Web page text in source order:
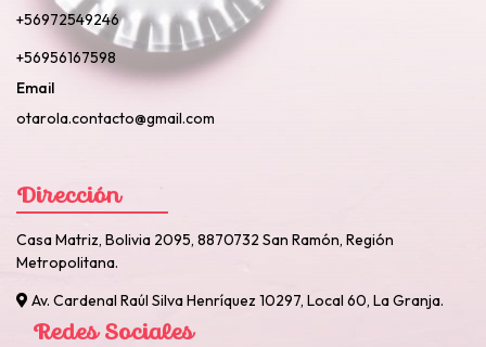
+56972549246
+56956167598
Email
otarola.contacto@gmail.com
Dirección
Casa Matriz, Bolivia 2095, 8870732 San Ramón, Región
Metropolitana.
Av. Cardenal Raúl Silva Henríquez 10297, Local 60, La Granja.
Redes Sociales